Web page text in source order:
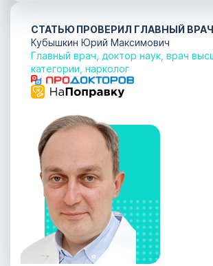
СТАТЬЮ ПРОВЕРИЛ ГЛАВНЫЙ
Кубышкин Юрий Максимович
Главный врач, доктор наук, врач
категории, нарколог